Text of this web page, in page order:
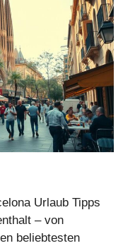
Urlaub Tipps
– von
beliebtesten